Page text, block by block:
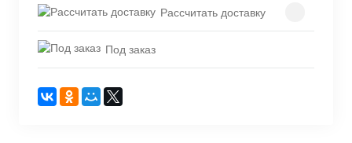
Рассчитать доставку
Под заказ